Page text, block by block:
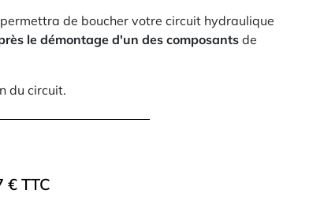
de boucher votre circuit hydraulique
le démontage d'un des composants de
du circuit.
€ TTC